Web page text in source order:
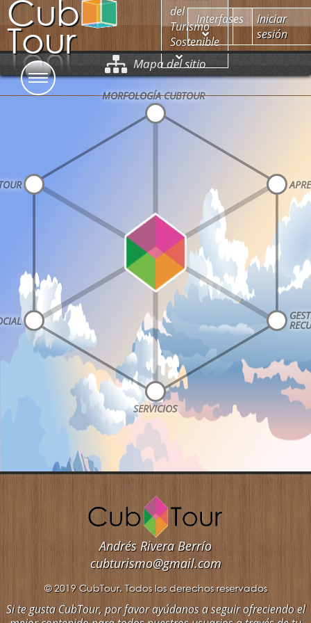
Cub
Tour
del
Turismo
Sostenible
Interfases
Iniciar
sesión
Mapa del sitio
Andrés Rivera Berrío
cubturismo@gmail.com
© 2019 CubTour. Todos los derechos reservados
Si te gusta CubTour, por favor ayúdanos a seguir ofreciendo el